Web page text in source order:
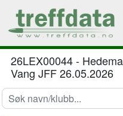
26LEX00044-
Vang JFF 26.05.2026